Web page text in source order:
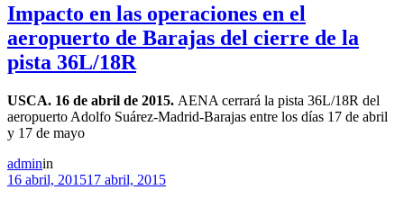
Impacto en las operaciones en el
aeropuerto de Barajas del cierre de la
pista 36L/18R
USCA. 16 de abril de 2015. AENA cerrará la pista 36L/18R del
aeropuerto Adolfo Suárez-Madrid-Barajas entre los días 17 de abril
y 17 de mayo
adminin
16 abril, 201517 abril, 2015